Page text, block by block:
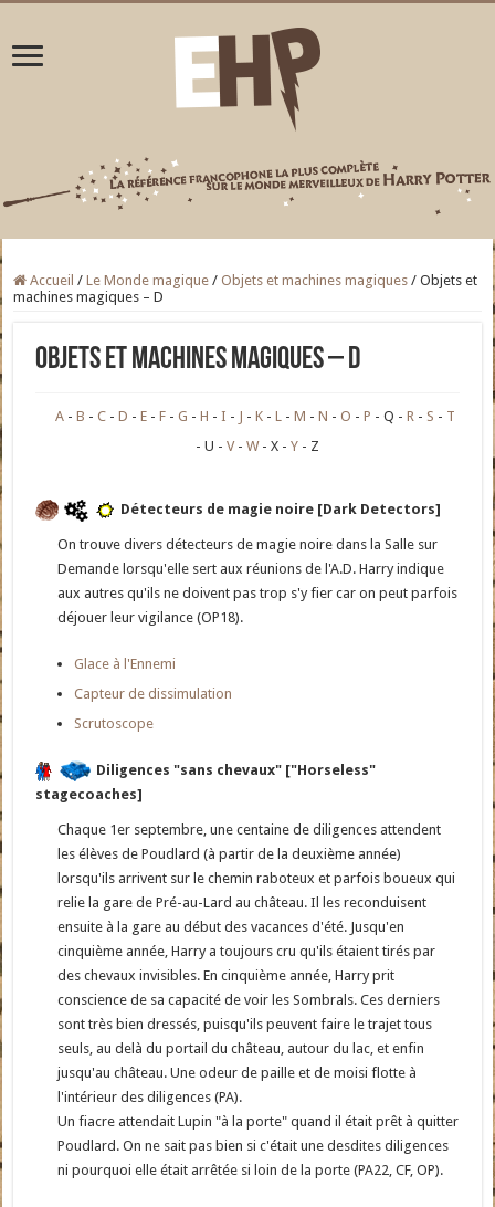
Accueil / Le Monde magique / Objets et machines magiques / Objets et
machines magiques – D
Objets et machines magiques – D
A B C D E F G H I J K L M N O P Q R S
T
U
V W X Y Z
Détecteurs de magie noire [Dark Detectors]
On trouve divers détecteurs de magie noire dans la Salle sur
Demande lorsqu'elle sert aux réunions de l'A.D. Harry indique
aux autres qu'ils ne doivent pas trop s'y fier car on peut parfois
déjouer leur vigilance (OP18).
Glace à l'Ennemi
Capteur de dissimulation
Scrutoscope
Diligences "sans chevaux" ["Horseless"
stagecoaches]
Chaque 1er septembre, une centaine de diligences attendent
les élèves de Poudlard (à partir de la deuxième année)
lorsqu'ils arrivent sur le chemin raboteux et parfois boueux qui
relie la gare de Pré-au-Lard au château. Il les reconduisent
ensuite à la gare au début des vacances d'été. Jusqu'en
cinquième année, Harry a toujours cru qu'ils étaient tirés par
des chevaux invisibles. En cinquième année, Harry prit
conscience de sa capacité de voir les Sombrals. Ces derniers
sont très bien dressés, puisqu'ils peuvent faire le trajet tous
seuls, au delà du portail du château, autour du lac, et enfin
jusqu'au château. Une odeur de paille et de moisi flotte à
l'intérieur des diligences (PA).
Un fiacre attendait Lupin "à la porte" quand il était prêt à quitter
Poudlard. On ne sait pas bien si c'était une desdites diligences
ni pourquoi elle était arrêtée si loin de la porte (PA22, CF, OP).